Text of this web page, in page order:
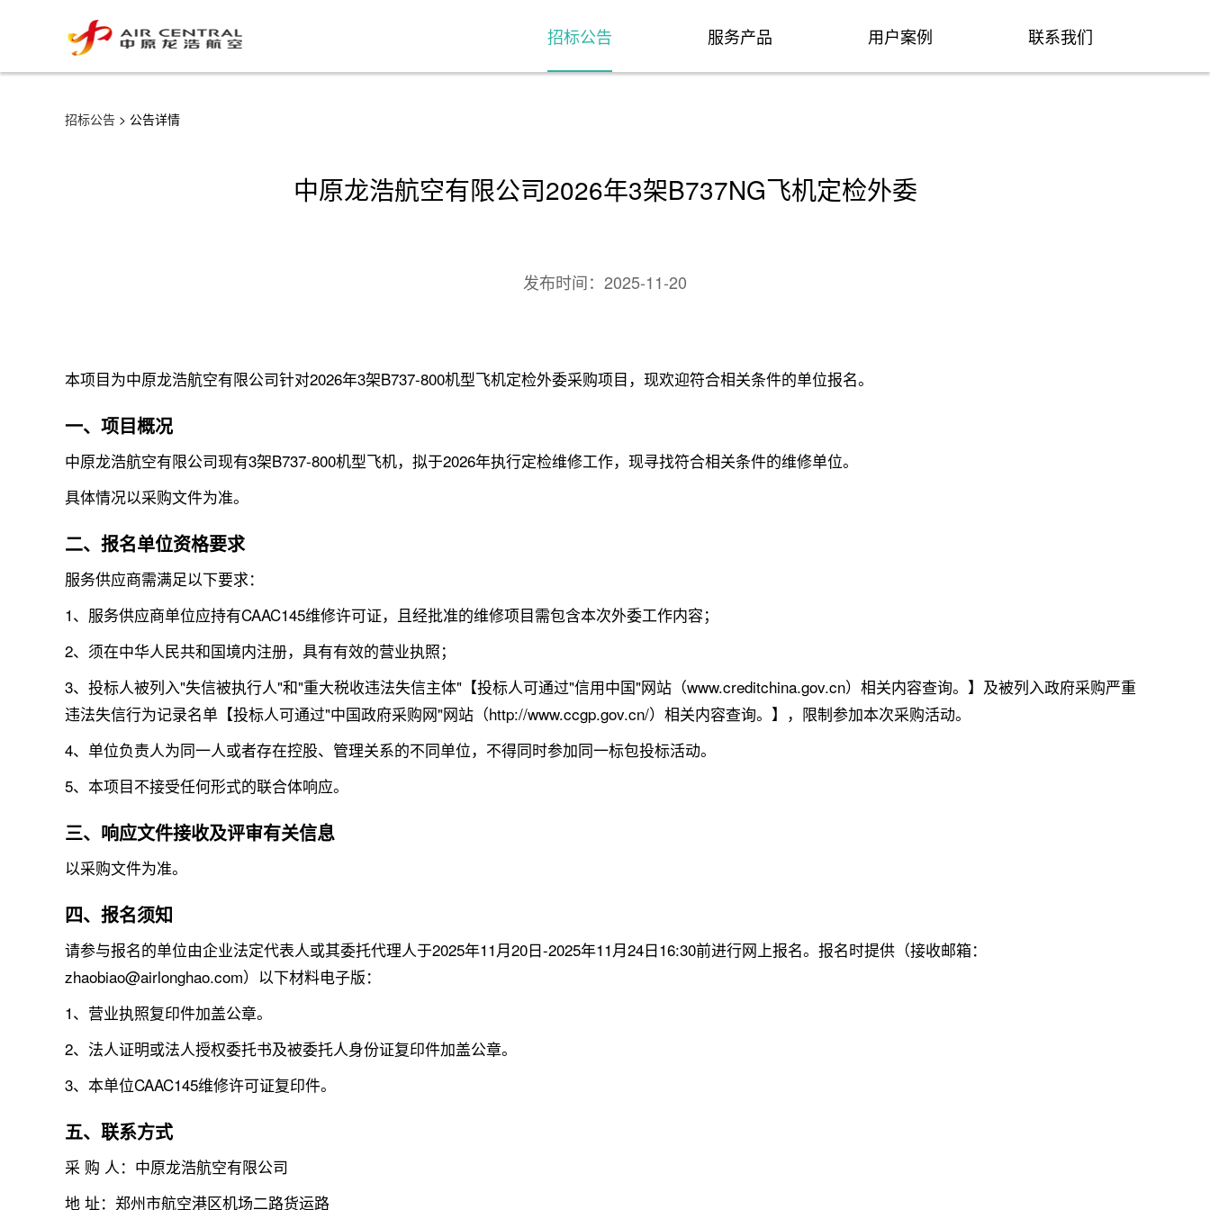
招标公告 服务产品 用户案例 联系我们
招标公告 > 公告详情
中原龙浩航空有限公司2026年3架B737NG飞机定检外委
发布时间： 2025-11-20
本项目为中原龙浩航空有限公司针对2026年3架B737-800机型飞机定检外委采购项目，现欢迎符合相关条件的单位报名。
一、项目概况
中原龙浩航空有限公司现有3架B737-800机型飞机，拟于2026年执行定检维修工作，现寻找符合相关条件的维修单位。
具体情况以采购文件为准。
二、报名单位资格要求
服务供应商需满足以下要求：
1、服务供应商单位应持有CAAC145维修许可证，且经批准的维修项目需包含本次外委工作内容；
2、须在中华人民共和国境内注册，具有有效的营业执照；
3、投标人被列入"失信被执行人"和"重大税收违法失信主体"【投标人可通过"信用中国"网站（www.creditchina.gov.cn）相关内容查询。】及被列入政府采购严重
违法失信行为记录名单【投标人可通过"中国政府采购网"网站（http://www.ccgp.gov.cn/）相关内容查询。】，限制参加本次采购活动。
4、单位负责人为同一人或者存在控股、管理关系的不同单位，不得同时参加同一标包投标活动。
5、本项目不接受任何形式的联合体响应。
三、响应文件接收及评审有关信息
以采购文件为准。
四、报名须知
请参与报名的单位由企业法定代表人或其委托代理人于2025年11月20日-2025年11月24日16:30前进行网上报名。报名时提供（接收邮箱：
zhaobiao@airlonghao.com）以下材料电子版：
1、营业执照复印件加盖公章。
2、法人证明或法人授权委托书及被委托人身份证复印件加盖公章。
3、本单位CAAC145维修许可证复印件。
五、联系方式
采 购 人：中原龙浩航空有限公司
地 址：郑州市航空港区机场二路货运路